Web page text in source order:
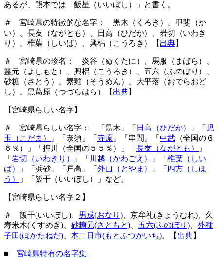
あるが、熊本では「飯星（いいぼし）」と書く。
＃ 宮崎県の特徴的な名字： 黒木（くろき）、甲斐（か
い）、長友（ながとも）、日高（ひだか）、岩切（いわき
り）、椎葉（しいば）、興梠（こうろき）【 出典】
＃ 宮崎県の珍名： 炎谷（ぬくたに）、馬服（まばら）、
霊元（よしもと）、興梠（こうろき）、五六（ふのぼり）、
砂糖（さとう）、素麺（そうめん）、大平落（おでらおど
し）、黒葛原（つづらはら）【 出典】
【宮崎県らしい名字】
＃ 宮崎県らしい名字： 「黒木」「 日高（ひだか） 」「 児
玉（こだま）
」「奈須」「 寺原 」「串間」「 中武 （全国の６
６％）」「押川（全国の５５％）」「 長友（ながとも）
」
「 岩切（いわきり） 」「 川越（かわごえ） 」「 椎葉（しい
ば）
」「浜砂」「戸高」「 外山（とやま） 」「 四方（しほ
う）
」「飯干（いいぼし）」など。
【宮崎県らしい名字２】
＃ 飯干(いいぼし)、 男成(おなり) 、京牟礼(きょうむれ)、久
寿米木(くすめぎ)、 砂糖元(さともと) 五六(ふのぼり)
外種
子田(ほかたねだ)
本二日市(もとふつかいち)。【 出典】
■ 宮崎県特有の名字集